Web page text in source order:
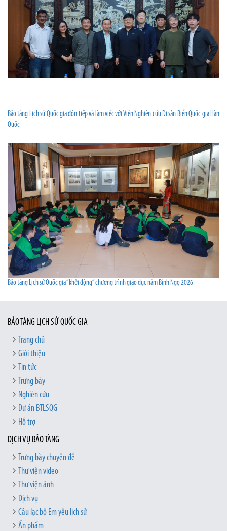
Bảo tàng Lịch sử Quốc gia đón tiếp và làm việc với Viện Nghiên cứu Di sản Biển Quốc gia Hàn
Quốc
Bảo tàng Lịch sử Quốc gia “khởi động” chương trình giáo dục năm Bính Ngọ 2026
BẢO TÀNG LỊCH SỬ QUỐC GIA
Trang chủ
Giới thiệu
Tin tức
Trưng bày
Nghiên cứu
Dự án BTLSQG
Hỗ trợ
DỊCH VỤ BẢO TÀNG
Trưng bày chuyên đề
Thư viện video
Thư viện ảnh
Dịch vụ
Câu lạc bộ Em yêu lịch sử
Ấn phẩm